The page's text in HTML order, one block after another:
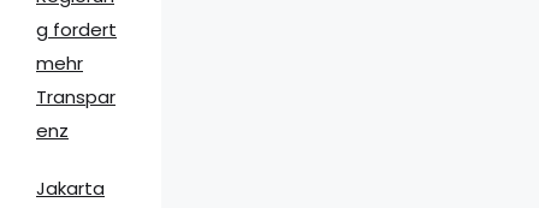
g fordert
mehr
Transpar
enz
Jakarta